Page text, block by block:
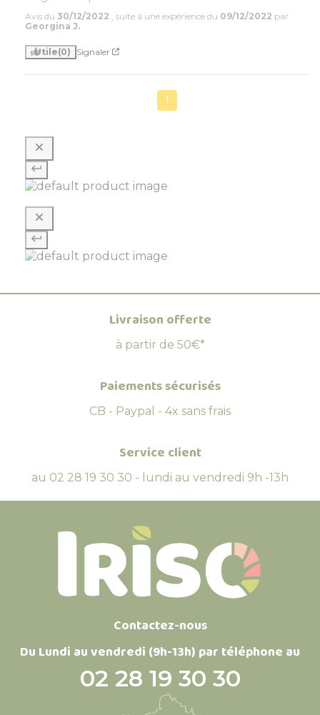
Avis du 30/12/2022 , suite à une expérience du 09/12/2022 par
Georgina J.
Utile(0) Signaler
1
Livraison offerte
à partir de 50€*
Paiements sécurisés
CB - Paypal - 4x sans frais
Service client
au 02 28 19 30 30 - lundi au vendredi 9h -13h
Contactez-nous
Du Lundi au vendredi (9h-13h) par téléphone au
02 28 19 30 30